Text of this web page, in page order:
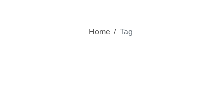
Home / Tag